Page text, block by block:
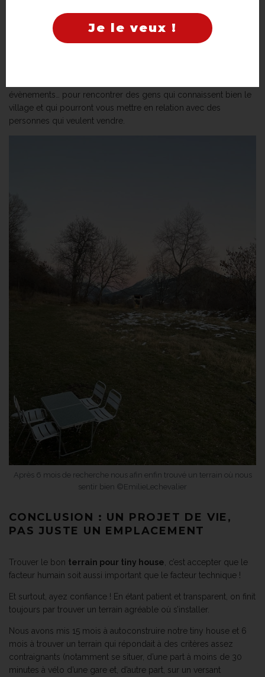
Dans les zones tendues, les meilleures parcelles ne finissent
jamais sur les sites d’annonces classiques. Par conséquent, le
évènements… pour rencontrer des gens qui connaissent bien le
village et qui pourront vous mettre en relation avec des
personnes qui veulent vendre.
Après 6 mois de recherche nous afin enfin trouvé un terrain où nous
sentir bien ©EmilieLechevalier
CONCLUSION : UN PROJET DE VIE,
PAS JUSTE UN EMPLACEMENT
Trouver le bon terrain pour tiny house , c’est accepter que le
facteur humain soit aussi important que le facteur technique !
Et surtout, ayez confiance ! En étant patient et transparent, on finit
toujours par trouver un terrain agréable où s’installer.
Nous avons mis 15 mois à autoconstruire notre tiny house et 6
mois à trouver un terrain qui répondait à des critères assez
contraignants (notamment se situer, d’une part à moins de 30
minutes à vélo d’une gare et, d’autre part, sur un versant
Je le veux !